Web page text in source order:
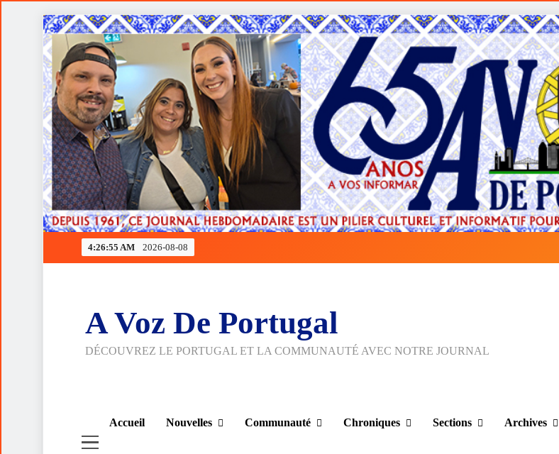
Skip
to
content
4:26:55 AM 2026-08-08
Ferrari rendida à estratégia de Verstappen
A Voz De Portugal
DÉCOUVREZ LE PORTUGAL ET LA COMMUNAUTÉ AVEC NOTRE JOURNAL
Accueil Nouvelles Communauté Chroniques Sections Archives